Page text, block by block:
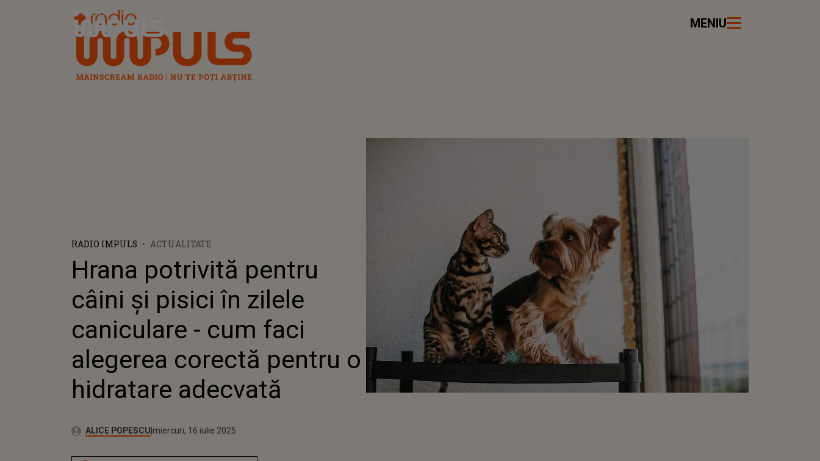
Radio Impuls MENIU
RADIO IMPULS ACTUALITATE
Hrana potrivită pentru
câini și pisici în zilele
caniculare - cum faci
alegerea corectă pentru o
hidratare adecvată
Autor:ALICE POPESCU Publicat:
miercuri, 16 iulie 2025